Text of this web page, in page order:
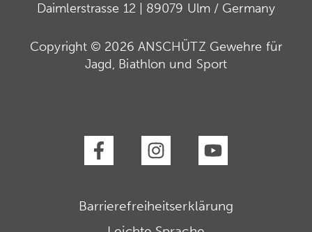
Daimlerstrasse 12 | 89079 Ulm / Germany
Copyright © 2026 ANSCHÜTZ Gewehre für
Jagd, Biathlon und Sport
Barrierefreiheitserklärung